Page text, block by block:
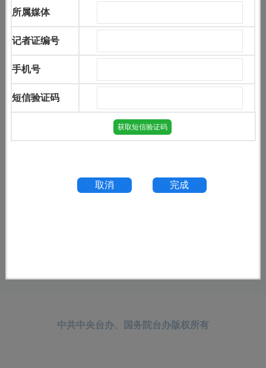
所属媒体
记者证编号
手机号
短信验证码
获取短信验证码
中共中央台办、国务院台办版权所有